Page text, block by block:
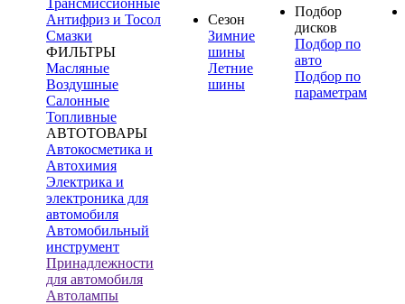
Антифриз и Тосол
Смазки
ФИЛЬТРЫ
Масляные
Воздушные
Салонные
Топливные
АВТОТОВАРЫ
Автокосметика и
Автохимия
Электрика и
электроника для
автомобиля
Автомобильный
инструмент
Принадлежности
для автомобиля
Автолампы
Сезон
Зимние
шины
Летние
шины
Подбор
дисков
Подбор по
авто
Подбор по
параметрам